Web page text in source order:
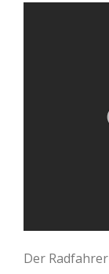
Der